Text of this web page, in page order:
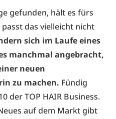
gefunden, hält es fürs
das vielleicht nicht
sich im Laufe eines
manchmal angebracht,
neuen
zu machen. Fündig
der TOP HAIR Business.
auf dem Markt gibt